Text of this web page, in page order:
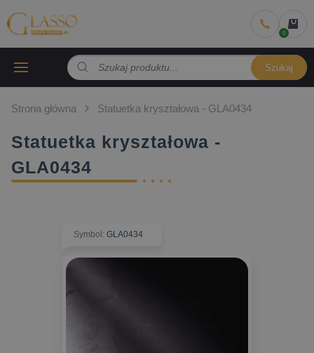
Szukaj
Strona główna Statuetka kryształowa - GLA0434
Statuetka kryształowa -
GLA0434
Symbol : GLA0434